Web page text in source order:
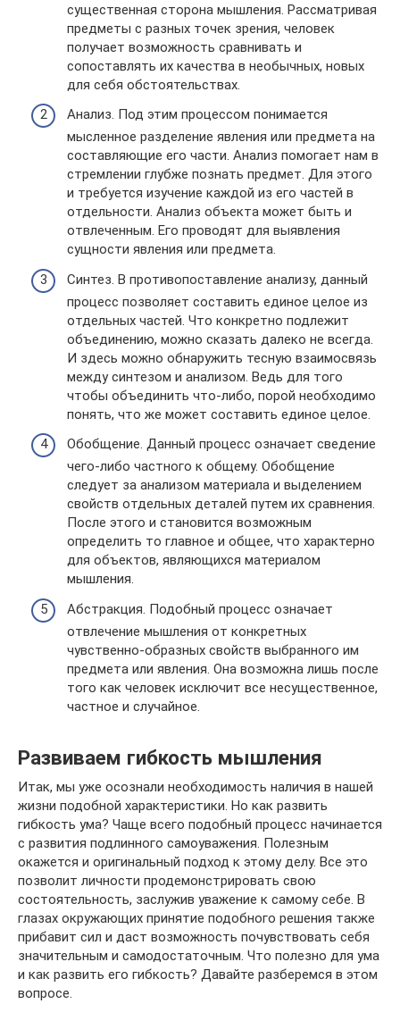
существенная сторона мышления. Рассматривая
предметы с разных точек зрения, человек
получает возможность сравнивать и
сопоставлять их качества в необычных, новых
для себя обстоятельствах.
Анализ. Под этим процессом понимается
мысленное разделение явления или предмета на
составляющие его части. Анализ помогает нам в
стремлении глубже познать предмет. Для этого
и требуется изучение каждой из его частей в
отдельности. Анализ объекта может быть и
отвлеченным. Его проводят для выявления
сущности явления или предмета.
Синтез. В противопоставление анализу, данный
процесс позволяет составить единое целое из
отдельных частей. Что конкретно подлежит
объединению, можно сказать далеко не всегда.
И здесь можно обнаружить тесную взаимосвязь
между синтезом и анализом. Ведь для того
чтобы объединить что-либо, порой необходимо
понять, что же может составить единое целое.
Обобщение. Данный процесс означает сведение
чего-либо частного к общему. Обобщение
следует за анализом материала и выделением
свойств отдельных деталей путем их сравнения.
После этого и становится возможным
определить то главное и общее, что характерно
для объектов, являющихся материалом
мышления.
Абстракция. Подобный процесс означает
отвлечение мышления от конкретных
чувственно-образных свойств выбранного им
предмета или явления. Она возможна лишь после
того как человек исключит все несущественное,
частное и случайное.
Развиваем гибкость мышления
Итак, мы уже осознали необходимость наличия в нашей
жизни подобной характеристики. Но как развить
гибкость ума? Чаще всего подобный процесс начинается
с развития подлинного самоуважения. Полезным
окажется и оригинальный подход к этому делу. Все это
позволит личности продемонстрировать свою
состоятельность, заслужив уважение к самому себе. В
глазах окружающих принятие подобного решения также
прибавит сил и даст возможность почувствовать себя
значительным и самодостаточным. Что полезно для ума
и как развить его гибкость? Давайте разберемся в этом
вопросе.